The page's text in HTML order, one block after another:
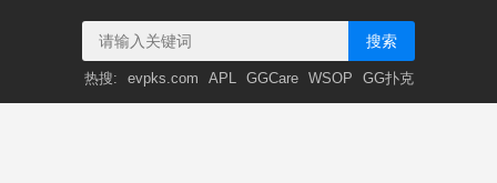
搜索
热搜: evpks.com APL GGCare WSOP GG扑克